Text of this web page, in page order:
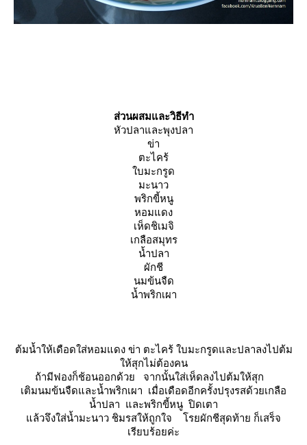
ส่วนผสมและวิธีทำ
หัวปลาและพุงปลา
ข่า
ตะไคร้
บมะกรูด
มะนาว
พริกขี้หนู
หอมแดง
เห็ดชิเมจิ
เกลือสมุทร
น้ำปลา
ผักชี
นมข้นจืด
น้ำพริกเผา
ต้มน้ำให้เดือดใส่หอมแดง ข่า ตะไคร้ ใบมะกรูดและปลาลงไปต้ม
ห้สุกไม่ต้องคน
ถ้ามีฟองก็ช้อนออกด้วย จากนั้นใส่เห็ดลงไปต้มให้สุก
เติมนมข้นจืดและน้ำพริกเผา เมื่อเดือดอีกครั้งปรุงรสด้วยเกลือ
น้ำปลา และพริกขี้หนู ปิดเตา
ล้วจึงใส่น้ำมะนาว ชิมรสให้ถูกใจ โรยผักชีสุดท้าย ก็เสร็จ
เรียบร้อยค่ะ